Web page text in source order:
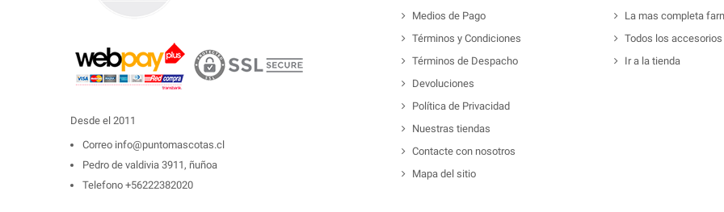
Desde el 2011
Correo info@puntomascotas.cl
Pedro de valdivia 3911, ñuñoa
Telefono +56222382020
Medios de Pago
Términos y Condiciones
Términos de Despacho
Devoluciones
Política de Privacidad
Nuestras tiendas
Contacte con nosotros
Mapa del sitio
La mas completa
Todos los accesorios
Ir a la tienda